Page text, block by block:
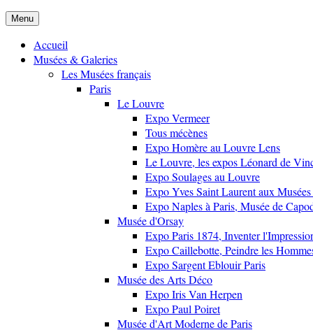
Menu
Accueil
Musées & Galeries
Les Musées français
Paris
Le Louvre
Expo Vermeer
Tous mécènes
Expo Homère au Louvre Lens
Le Louvre, les expos Léonard de
Expo Soulages au Louvre
Expo Yves Saint Laurent aux
Expo Naples à Paris, Musée de
Musée d'Orsay
Expo Paris 1874, Inventer
Expo Caillebotte, Peindre les
Expo Sargent Eblouir Paris
Musée des Arts Déco
Expo Iris Van Herpen
Expo Paul Poiret
Musée d'Art Moderne de Paris